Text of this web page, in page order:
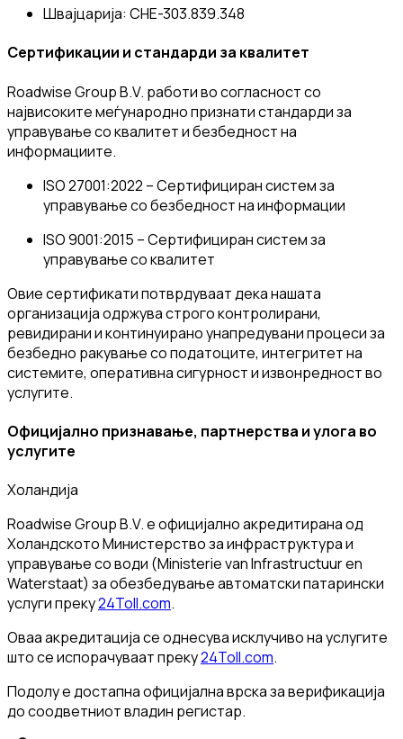
Швајцарија: CHE-303.839.348
Сертификации и стандарди за квалитет
Roadwise Group B.V. работи во согласност со
највисоките меѓународно признати стандарди за
управување со квалитет и безбедност на
информациите.
ISO 27001:2022 – Сертифициран систем за
управување со безбедност на информации
ISO 9001:2015 – Сертифициран систем за
управување со квалитет
Овие сертификати потврдуваат дека нашата
организација одржува строго контролирани,
ревидирани и континуирано унапредувани процеси за
безбедно ракување со податоците, интегритет на
системите, оперативна сигурност и извонредност во
услугите.
Официјално признавање, партнерства и улога во
услугите
Холандија
Roadwise Group B.V. е официјално акредитирана од
Холандското Министерство за инфраструктура и
управување со води (Ministerie van Infrastructuur en
Waterstaat) за обезбедување автоматски патарински
услуги преку24Toll.com.
Оваа акредитација се однесува исклучиво на услугите
што се испорачуваат преку24Toll.com.
Подолу е достапна официјална врска за верификација
до соодветниот владин регистар.